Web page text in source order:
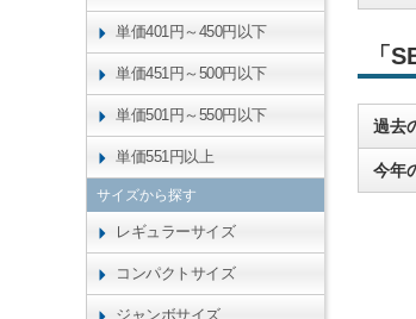
「
過去
今年
単価401円～450円以下
単価451円～500円以下
単価501円～550円以下
単価551円以上
サイズから探す
レギュラーサイズ
コンパクトサイズ
ジャンボサイズ